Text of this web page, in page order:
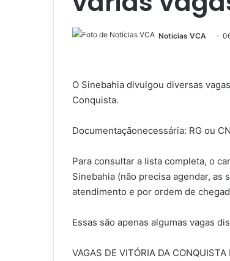
Notícias VCA
O Sinebahia divulgou diversas
Conquista.
Documentaçãonecessária: RG ou
Para consultar a lista completa, o
Sinebahia (não precisa agendar,
atendimento e por ordem de
Essas são apenas algumas vagas
VAGAS DE VITÓRIA DA CONQUISTA